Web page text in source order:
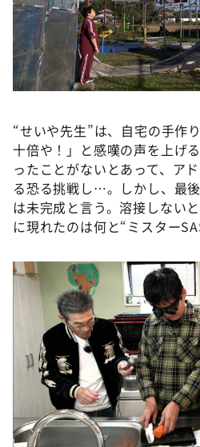
“せいや先生”は、自宅の手作
十倍や！」と感嘆の声を上げ
ったことがないとあって、ア
る恐る挑戦し…。しかし、最
は未完成と言う。溶接しない
に現れたのは何と“ミスター